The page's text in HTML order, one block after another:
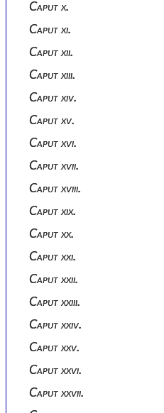
Caput x.
Caput xi.
Caput xii.
Caput xiii.
Caput xiv.
Caput xv.
Caput xvi.
Caput xvii.
Caput xviii.
Caput xix.
Caput xx.
Caput xxi.
Caput xxii.
Caput xxiii.
Caput xxiv.
Caput xxv.
Caput xxvi.
Caput xxvii.